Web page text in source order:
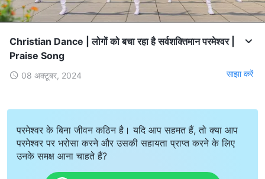
Christian Dance | लोगों को बचा रहा है सर्वशक्तिमान परमेश्वर |
Praise Song
08 अक्टूबर, 2024 साझा करें
परमेश्वर के बिना जीवन कठिन है। यदि आप सहमत हैं, तो क्या आप
परमेश्वर पर भरोसा करने और उसकी सहायता प्राप्त करने के लिए
उनके समक्ष आना चाहते हैं?